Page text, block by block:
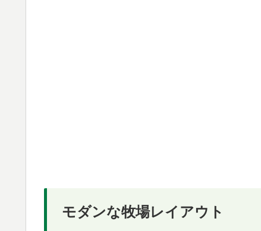
モダンな牧場レイアウト